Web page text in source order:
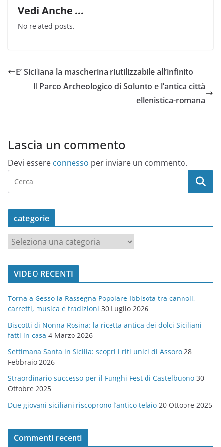
Vedi Anche ...
No related posts.
E’ Siciliana la mascherina riutilizzabile all’infinito
Il Parco Archeologico di Solunto e l’antica città
ellenistica-romana
Lascia un commento
Devi essere connesso per inviare un commento.
categorie
a
t
o
r
i
e
VIDEO RECENTI
Torna a Gesso la Rassegna Popolare Ibbisota tra cannoli,
carretti, musica e tradizioni 30 Luglio 2026
Biscotti di Nonna Rosina: la ricetta antica dei dolci Siciliani
fatti in casa 4 Marzo 2026
Settimana Santa in Sicilia: scopri i riti unici di Assoro 28
Febbraio 2026
Straordinario successo per il Funghi Fest di Castelbuono 30
Ottobre 2025
Due giovani siciliani riscoprono l’antico telaio 20 Ottobre 2025
Commenti recenti